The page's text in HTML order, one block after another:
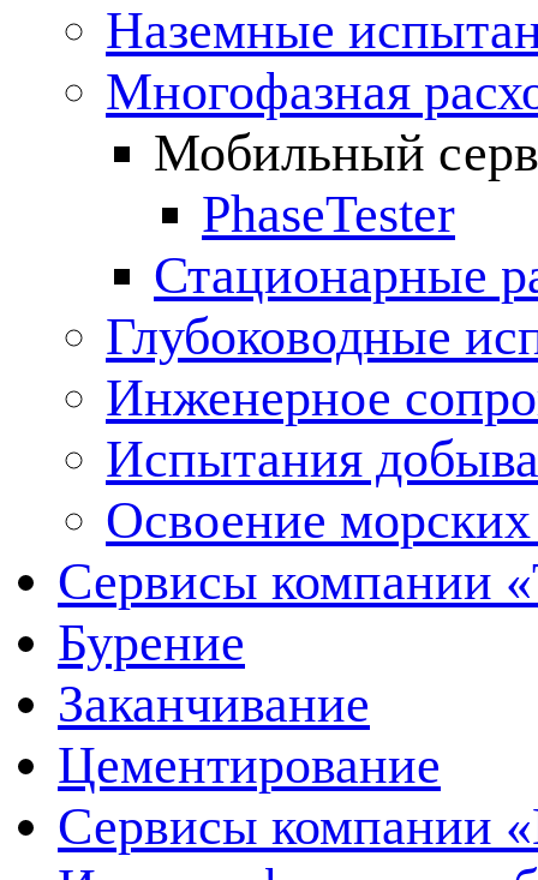
Наземные
Многофазная
Мобильный
PhaseTester
Стационарные
Глубоководные
Инженерное
Испытания
Освоение
Сервисы компании
Бурение
Заканчивание
Цементирование
Сервисы компании